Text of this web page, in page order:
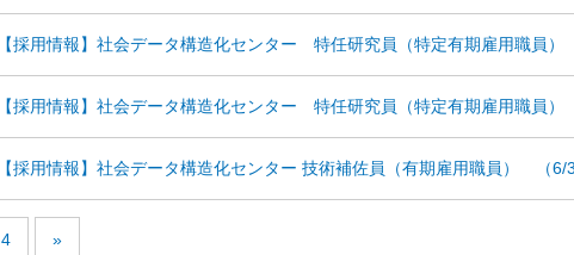
【採用情報】社会データ構造化センター 特任研究員（特定有期雇用職員）
【採用情報】社会データ構造化センター 特任研究員（特定有期雇用職員）
【採用情報】社会データ構造化センター 技術補佐員（有期雇用職員） （
4 »